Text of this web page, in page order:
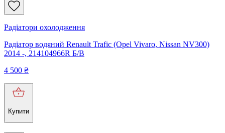
Радіатори охолодження
Радіатор водяний Renault Trafic (Opel Vivaro, Nissan NV300)
2014 -, 214104966R Б/В
4 500 ₴
Купити